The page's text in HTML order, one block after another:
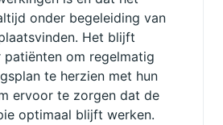
onder begeleiding van
Het blijft
patiënten om regelmatig
te herzien met hun
ervoor te zorgen dat de
optimaal blijft werken.